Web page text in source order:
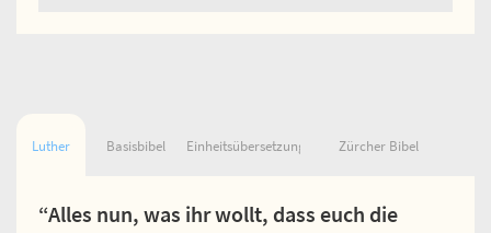
Luther Basisbibel Einheitsübersetzung Zürcher Bibel
“Alles nun, was ihr wollt, dass euch die